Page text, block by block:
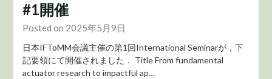
#1開催
Posted on 2025年5月9日
日本IFToMM会議主催の第1回International Seminarが，下
記要領にて開催されました． Title From fundamental
actuator research to impactful ap…